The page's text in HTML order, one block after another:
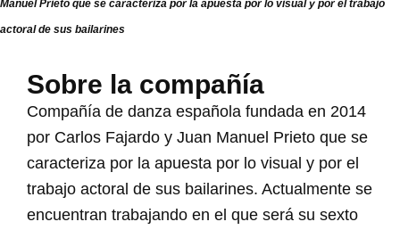
Manuel Prieto que se caracteriza por la apuesta por lo visual y por el trabajo
actoral de sus bailarines
Sobre la compañía
Compañía de danza española fundada en 2014
por Carlos Fajardo y Juan Manuel Prieto que se
caracteriza por la apuesta por lo visual y por el
trabajo actoral de sus bailarines. Actualmente se
encuentran trabajando en el que será su sexto